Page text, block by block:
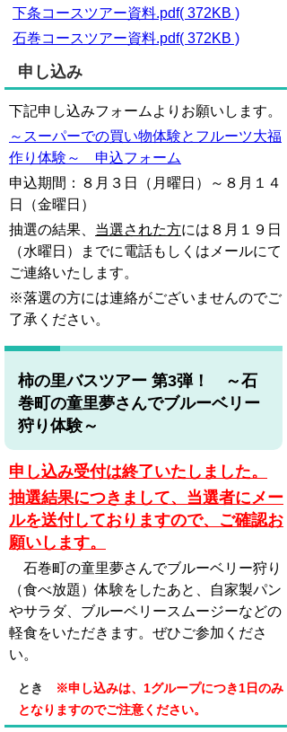
下条コースツアー資料.pdf( 372KB )
石巻コースツアー資料.pdf( 372KB )
申し込み
下記申し込みフォームよりお願いします。
～スーパーでの買い物体験とフルーツ大福
作り体験～ 申込フォーム
申込期間：８月３日（月曜日）～８月１４
日（金曜日）
抽選の結果、 当選された方には８月１９ 日
（水曜日）までに電話もしくはメールにて
ご連絡いたします。
※落選の方には連絡がございませんのでご
了承ください。
柿の里バスツアー 第3弾！ ～石
巻町の童里夢さんでブルーベリー
狩り体験～
申し込み受付は終了いたしました。
抽選結果につきまして、当選者にメー
ルを送付しておりますので、ご確認お
願いします。
石巻町の童里夢さんでブルーベリー狩り
（食べ放題）体験をしたあと、自家製パン
やサラダ、ブルーベリースムージーなどの
軽食をいただきます。ぜひご参加くださ
い。
とき
※申し込みは、1グループにつき1日のみ
となりますのでご注意ください。